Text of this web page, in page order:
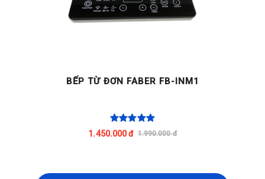
BẾP TỪ ĐƠN FABER FB-INM1
1.450.000 đ 1.990.000 đ